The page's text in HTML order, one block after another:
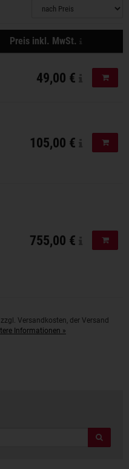
Preis inkl. MwSt.
Aktionen
49,00 €
105,00 €
755,00 €
Versandkosten, der Versand
Informationen »